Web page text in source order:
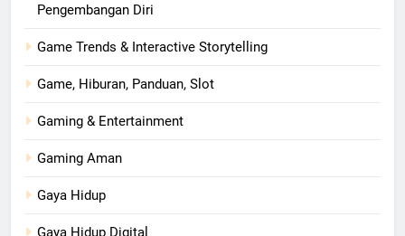
Pengembangan Diri
Game Trends & Interactive Storytelling
Game, Hiburan, Panduan, Slot
Gaming & Entertainment
Gaming Aman
Gaya Hidup
Gaya Hidup Digital